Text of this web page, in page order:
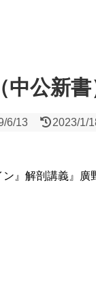
公新書
6/13 2023/1/
』解剖講義』廣